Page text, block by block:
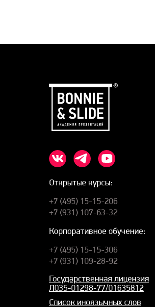
Открытые курсы:
+7 (495) 15-15-206
+7 (931) 107-63-32
Корпоративное обучение:
+7 (495) 15-15-306
+7 (931) 109-28-92
Государственная лицензия
Л035-01298-77/01635812
Список иноязычных слов